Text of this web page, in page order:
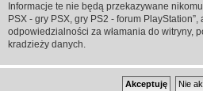
Informacje te nie będą przekazywane
PSX - gry PSX, gry PS2 - forum
odpowiedzialności za włamania do witryny,
kradzieży danych.